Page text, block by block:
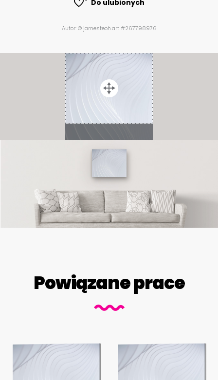
Do ulubionych
Autor: © jamesteoh.art #267798976
Powiązane prace